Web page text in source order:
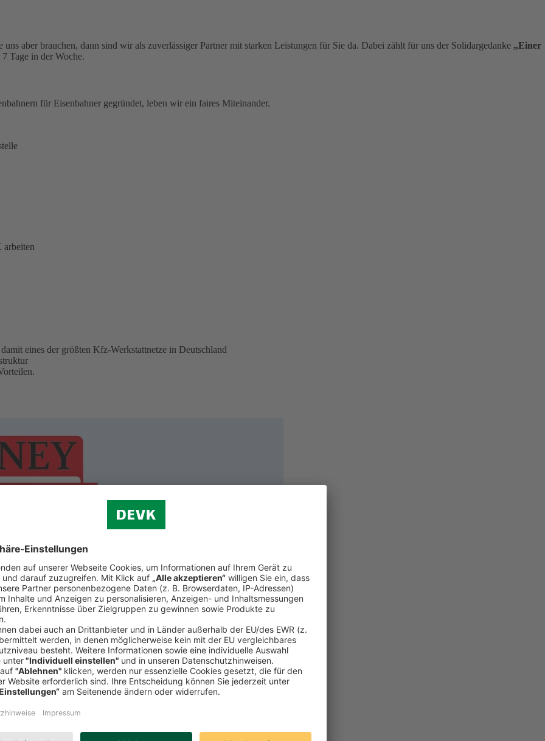
aber brauchen, dann sind wir als zuverlässiger Partner mit starken Leistungen für Sie da. Dabei zählt für uns der Solidargedanke „Einer
Tage in der Woche.
für Eisenbahner gegründet, leben wir ein faires Miteinander.
arbeiten
eines der größten Kfz-Werkstattnetze in Deutschland